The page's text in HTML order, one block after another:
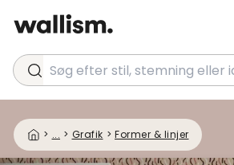
Søg efter stil, stemning eller idé...
> ... > Grafik > Former & linjer